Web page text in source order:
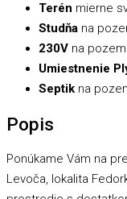
Terén mierne
Studňa na
230V na
Umiestnenie
Septik na
Popis
Ponúkame Vám na
Levoča, lokalita